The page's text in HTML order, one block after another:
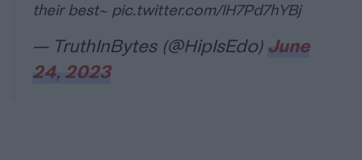
their best~ pic.twitter.com/lH7Pd7hYBj
— TruthInBytes (@HipIsEdo) June
24, 2023